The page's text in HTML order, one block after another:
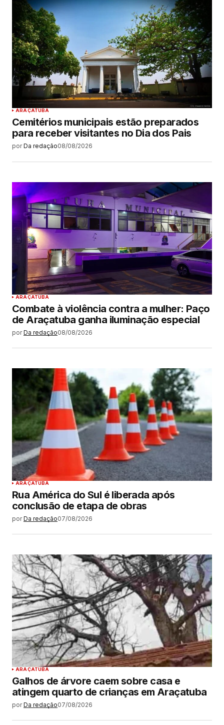
ARAÇATUBA
Cemitérios municipais estão preparados
para receber visitantes no Dia dos Pais
por Da redação08/08/2026
ARAÇATUBA
Combate à violência contra a mulher: Paço
de Araçatuba ganha iluminação especial
por Da redação08/08/2026
ARAÇATUBA
Rua América do Sul é liberada após
conclusão de etapa de obras
por Da redação07/08/2026
ARAÇATUBA
Galhos de árvore caem sobre casa e
atingem quarto de crianças em Araçatuba
por Da redação07/08/2026